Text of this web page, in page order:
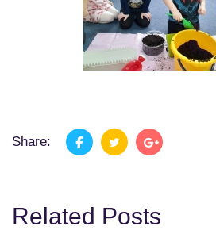
Share:
Related Posts